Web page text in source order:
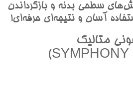
سطحي بدنه و بازگرداندن
آسان و نتيجه‌اي حرفه‌اي!
متاليک